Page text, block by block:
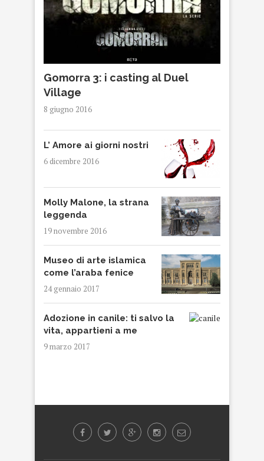
Gomorra 3: i casting al Duel
Village
8 giugno 2016
L’ Amore ai giorni nostri
6 dicembre 2016
Molly Malone, la strana
leggenda
19 novembre 2016
Museo di arte islamica
come l’araba fenice
24 gennaio 2017
Adozione in canile: ti salvo la
vita, appartieni a me
9 marzo 2017